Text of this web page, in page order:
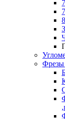
Фрезы